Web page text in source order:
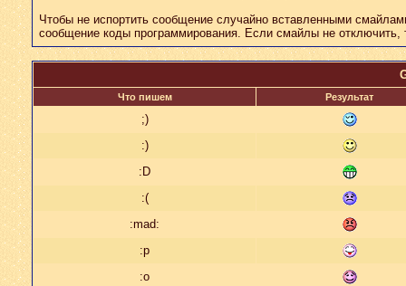
Чтобы не испортить сообщение случайно вставленными
сообщение коды программирования. Если смайлы не отключить,
Что пишем Результат
;)
:)
:D
:(
:mad:
:p
:o